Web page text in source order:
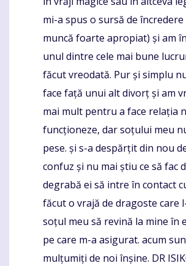
mi-a spus o sursă de
muncă foarte apropiat) și am
unul dintre cele mai bune
făcut vreodată. Pur și simplu
face față unui alt divorț și am
mai mult pentru a face relația
funcționeze, dar soțului meu
pese. și s-a despărțit din nou
confuz și nu mai știu ce să fac
degrabă ei să intre în contact
făcut o vrajă de dragoste care
soțul meu să revină la mine în
pe care m-a asigurat. acum
mulțumiți de noi înșine. DR